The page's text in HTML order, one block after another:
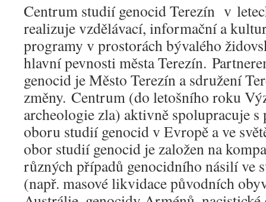
Centrum studií genocid Terezín v
realizuje vzdělávací, informační a
programy v prostorách bývalého
hlavní pevnosti města Terezín.
genocid je Město Terezín a sdružení
změny. Centrum (do letošního roku
archeologie zla) aktivně spolupracuje
oboru studií genocid v Evropě a ve
obor studií genocid je založen na
různých případů genocidního násilí ve
(např. masové likvidace původních